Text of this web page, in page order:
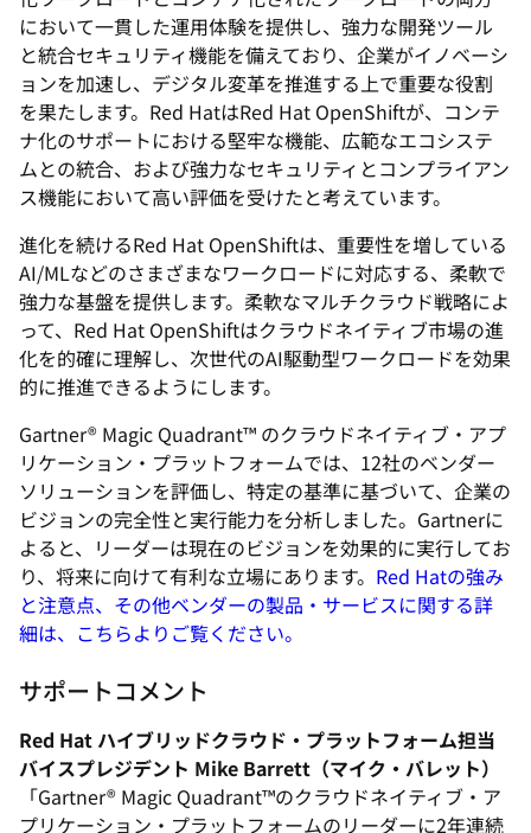
において一貫した運用体験を提供し、強力な開発ツール
と統合セキュリティ機能を備えており、企業がイノベーシ
ョンを加速し、デジタル変革を推進する上で重要な役割
を果たします。Red HatはRed Hat OpenShiftが、コンテ
ナ化のサポートにおける堅牢な機能、広範なエコシステ
ムとの統合、および強力なセキュリティとコンプライアン
ス機能において高い評価を受けたと考えています。
進化を続けるRed Hat OpenShiftは、重要性を増している
AI/MLなどのさまざまなワークロードに対応する、柔軟で
強力な基盤を提供します。柔軟なマルチクラウド戦略によ
って、Red Hat OpenShiftはクラウドネイティブ市場の進
化を的確に理解し、次世代のAI駆動型ワークロードを効果
的に推進できるようにします。
Gartner® Magic Quadrant™ のクラウドネイティブ・アプ
リケーション・プラットフォームでは、12社のベンダー
ソリューションを評価し、特定の基準に基づいて、企業の
ビジョンの完全性と実行能力を分析しました。Gartnerに
よると、リーダーは現在のビジョンを効果的に実行してお
り、将来に向けて有利な立場にあります。 Red Hatの強み
と注意点、その他ベンダーの製品・サービスに関する詳
細は、こちらよりご覧ください。
サポートコメント
Red Hat ハイブリッドクラウド・プラットフォーム担当
バイスプレジデント Mike Barrett（マイク・バレット）
「Gartner® Magic Quadrant™のクラウドネイティブ・ア
プリケーション・プラットフォームのリーダーに2年連続